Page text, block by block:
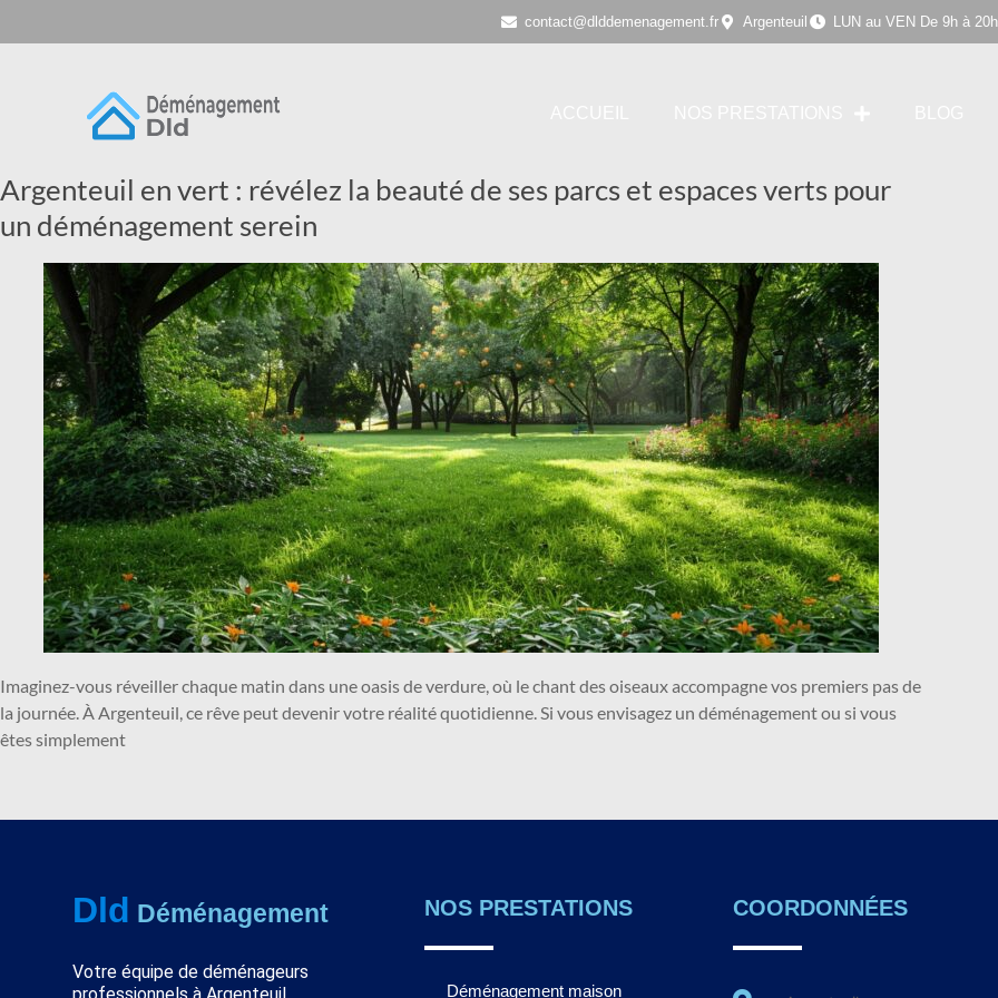
contact@dlddemenagement.fr Argenteuil LUN au VEN De 9h à 20h
Argenteuil en vert : révélez la beauté de ses parcs et espaces verts pour
un déménagement serein
Imaginez-vous réveiller chaque matin dans une oasis de verdure, où le chant des oiseaux accompagne vos premiers pas de
la journée. À Argenteuil, ce rêve peut devenir votre réalité quotidienne. Si vous envisagez un déménagement ou si vous
êtes simplement
Dld Déménagement
Votre équipe de déménageurs
NOS PRESTATIONS
Déménagement maison
COORDONNÉES